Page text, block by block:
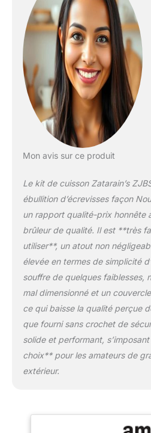
Mon avis sur ce produit
Le kit de cuisson Zatarain’s
ébullition d’écrevisses façon
un rapport qualité-prix honnête
brûleur de qualité. Il est **très
utiliser**, un atout non
élevée en termes de simplicité
souffre de quelques faiblesses,
mal dimensionné et un
ce qui baisse la qualité perçue
que fourni sans crochet de
solide et performant,
choix** pour les amateurs de
extérieur.